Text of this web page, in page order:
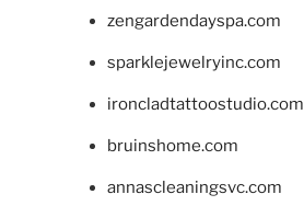
zengardendayspa.com
sparklejewelryinc.com
ironcladtattoostudio.com
bruinshome.com
annascleaningsvc.com